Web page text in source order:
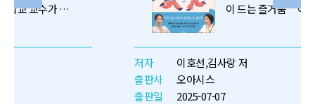
이 드는 즐거움” “이제 나는 명랑
하게 살기로 했다” 대한민국 대표
의 몸도 마음도 건강하고 유쾌하
게 나이 드는 법건강은 행복한 삶
을 살아가는 데에 있어 기본 조건
이호선,김사랑 저
오아시스
2025-07-07